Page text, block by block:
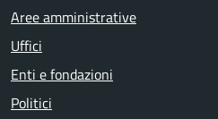
Aree amministrative
Uffici
Enti e fondazioni
Politici